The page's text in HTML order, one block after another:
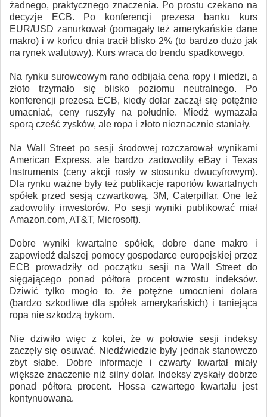
żadnego, praktycznego znaczenia. Po prostu czekano na
decyzje ECB. Po konferencji prezesa banku kurs
EUR/USD zanurkował (pomagały też amerykańskie dane
makro) i w końcu dnia tracił blisko 2% (to bardzo dużo jak
na rynek walutowy). Kurs wraca do trendu spadkowego.
Na rynku surowcowym rano odbijała cena ropy i miedzi, a
złoto trzymało się blisko poziomu neutralnego. Po
konferencji prezesa ECB, kiedy dolar zaczął się potężnie
umacniać, ceny ruszyły na południe. Miedź wymazała
sporą cześć zysków, ale ropa i złoto nieznacznie staniały.
Na Wall Street po sesji środowej rozczarował wynikami
American Express, ale bardzo zadowoliły eBay i Texas
Instruments (ceny akcji rosły w stosunku dwucyfrowym).
Dla rynku ważne były też publikacje raportów kwartalnych
spółek przed sesją czwartkową. 3M, Caterpillar. One też
zadowoliły inwestorów. Po sesji wyniki publikować miał
Amazon.com, AT&T, Microsoft).
Dobre wyniki kwartalne spółek, dobre dane makro i
zapowiedź dalszej pomocy gospodarce europejskiej przez
ECB prowadziły od początku sesji na Wall Street do
sięgającego ponad półtora procent wzrostu indeksów.
Dziwić tylko mogło to, że potężne umocnieni dolara
(bardzo szkodliwe dla spółek amerykańskich) i taniejąca
ropa nie szkodzą bykom.
Nie dziwiło więc z kolei, że w połowie sesji indeksy
zaczęły się osuwać. Niedźwiedzie były jednak stanowczo
zbyt słabe. Dobre informacje i czwarty kwartał miały
większe znaczenie niż silny dolar. Indeksy zyskały dobrze
ponad półtora procent. Hossa czwartego kwartału jest
kontynuowana.